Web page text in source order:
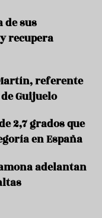
de sus
recupera
referente
Guijuelo
2,7 grados que
en España
adelantan